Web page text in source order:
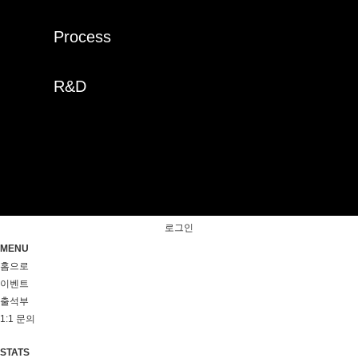
Process
R&D
로그인
MENU
홈으로
이벤트
출석부
1:1 문의
STATS